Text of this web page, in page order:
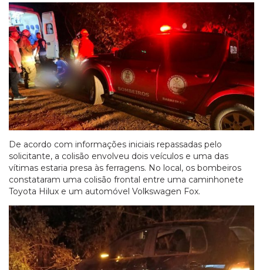
De acordo com informações iniciais repassadas pelo
solicitante, a colisão envolveu dois veículos e uma das
vítimas estaria presa às ferragens. No local, os bombeiros
constataram uma colisão frontal entre uma caminhonete
Toyota Hilux e um automóvel Volkswagen Fox.